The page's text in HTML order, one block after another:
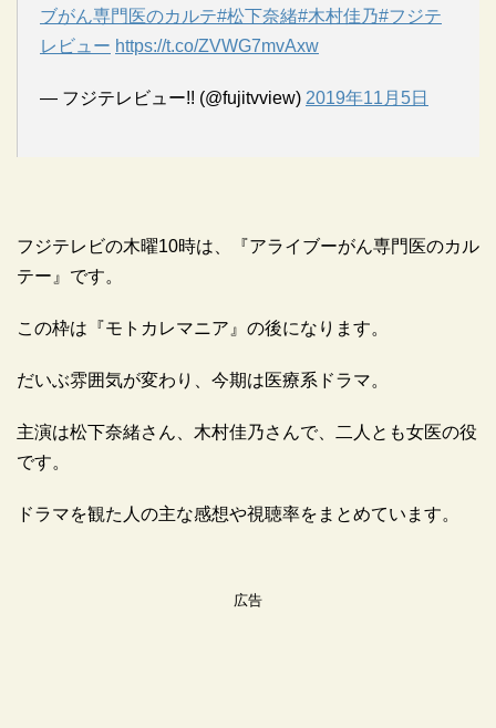
ブがん専門医のカルテ#松下奈緒#木村佳乃#フジテ
レビュー https://t.co/ZVWG7mvAxw
— フジテレビュー!! (@fujitvview) 2019年11月5日
フジテレビの木曜10時は、『アライブーがん専門医のカル
テー』です。
この枠は『モトカレマニア』の後になります。
だいぶ雰囲気が変わり、今期は医療系ドラマ。
主演は松下奈緒さん、木村佳乃さんで、二人とも女医の役
です。
ドラマを観た人の主な感想や視聴率をまとめています。
広告